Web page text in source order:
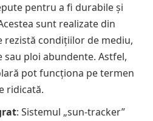
pentru a fi durabile și
sunt realizate din
rezistă condițiilor de mediu,
ploi abundente. Astfel,
pot funcționa pe termen
ridicată.
: Sistemul „sun-tracker”